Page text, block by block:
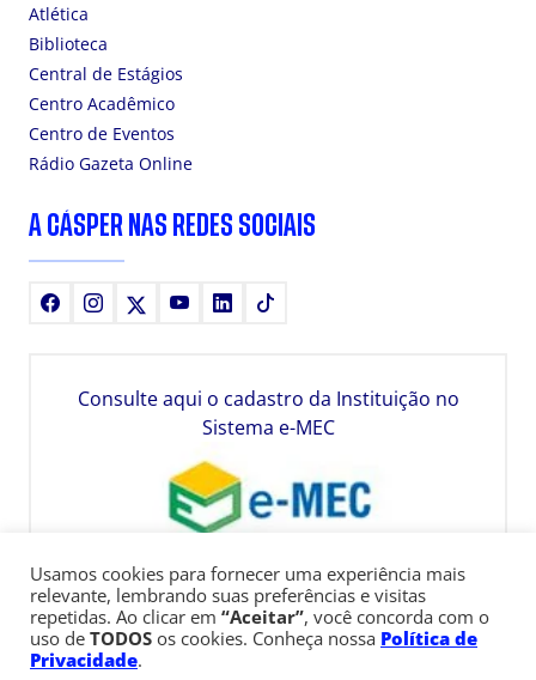
Atlética
Biblioteca
Central de Estágios
Centro Acadêmico
Centro de Eventos
Rádio Gazeta Online
A CÁSPER NAS REDES SOCIAIS
FacebookInstagram YoutubeLinkedIn
Consulte aqui o cadastro da Instituição no
Sistema e-MEC
Usamos cookies para fornecer uma experiência mais
relevante, lembrando suas preferências e visitas
repetidas. Ao clicar em “Aceitar”, você concorda com o
uso de TODOS os cookies. Conheça nossa Política de
Privacidade.